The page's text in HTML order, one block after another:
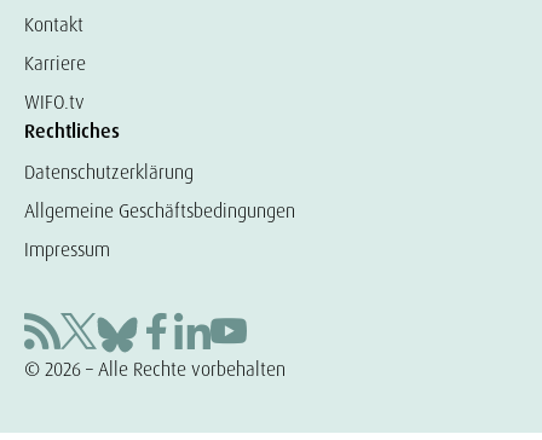
Kontakt
Karriere
WIFO.tv
Rechtliches
Datenschutzerklärung
Allgemeine Geschäftsbedingungen
Impressum
© 2026 – Alle Rechte vorbehalten